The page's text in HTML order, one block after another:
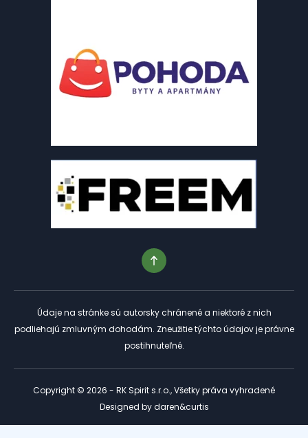
Údaje na stránke sú autorsky chránené a niektoré z nich
podliehajú zmluvným dohodám. Zneužitie týchto údajov je právne
postihnuteľné.
Copyright © 2026 - RK Spirit s.r.o., Všetky práva vyhradené
Designed bydaren&curtis